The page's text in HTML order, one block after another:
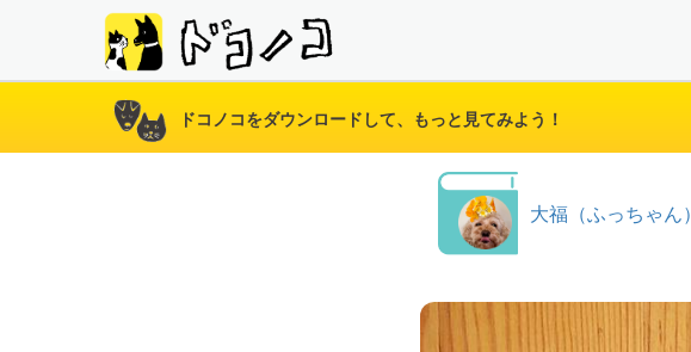
ドコノコをダウンロードして、もっと見てみよう！
大福（ふっちゃん）